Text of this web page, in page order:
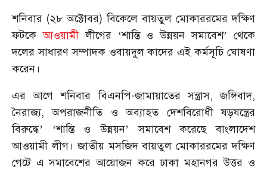
শনিবার (২৮ অক্টোবর) বিকেলে বায়তুল মোকাররমের দক্ষিণ
ফটকেআওয়ামীলীগের ‘শান্তি ও উন্নয়ন সমাবেশ’ থেকে
দলের সাধারণ সম্পাদক ওবায়দুল কাদের এই কর্মসূচি ঘোষণা
করেন।
এর আগে শনিবার বিএনপি-জামায়াতের সন্ত্রাস, জঙ্গিবাদ,
নৈরাজ্য, অপরাজনীতি ও অব্যাহত দেশবিরোধী ষড়যন্ত্রের
বিরুদ্ধে’ ‘শান্তি ও উন্নয়ন’ সমাবেশ করেছে বাংলাদেশ
আওয়ামী লীগ। জাতীয় মসজিদ বায়তুল মোকাররমের দক্ষিণ
গেটে এ সমাবেশের আয়োজন করে ঢাকা মহানগর উত্তর ও